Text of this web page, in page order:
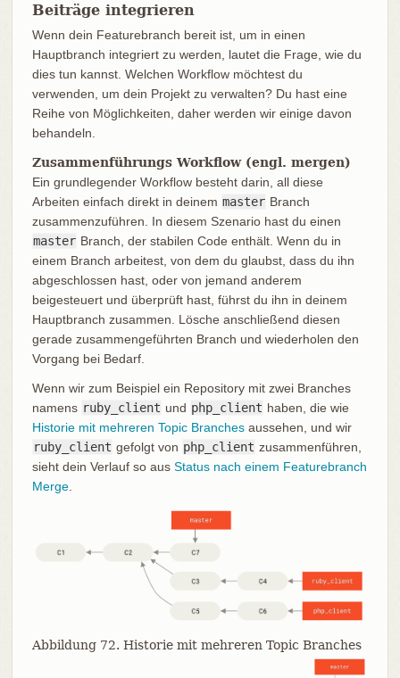
Beiträge integrieren
Wenn dein Featurebranch bereit ist, um in einen
Hauptbranch integriert zu werden, lautet die Frage, wie du
dies tun kannst. Welchen Workflow möchtest du
verwenden, um dein Projekt zu verwalten? Du hast eine
Reihe von Möglichkeiten, daher werden wir einige davon
behandeln.
Zusammenführungs Workflow (engl. mergen)
Ein grundlegender Workflow besteht darin, all diese
Arbeiten einfach direkt in deinem master Branch
zusammenzuführen. In diesem Szenario hast du einen
master Branch, der stabilen Code enthält. Wenn du in
einem Branch arbeitest, von dem du glaubst, dass du ihn
abgeschlossen hast, oder von jemand anderem
beigesteuert und überprüft hast, führst du ihn in deinem
Hauptbranch zusammen. Lösche anschließend diesen
gerade zusammengeführten Branch und wiederholen den
Vorgang bei Bedarf.
Wenn wir zum Beispiel ein Repository mit zwei Branches
namens ruby_client und php_client haben, die wie
Historie mit mehreren Topic Branchesaussehen, und wir
ruby_client gefolgt von php_client zusammenführen,
sieht dein Verlauf so aus Status nach einem Featurebranch
Merge.
Abbildung 72. Historie mit mehreren Topic Branches